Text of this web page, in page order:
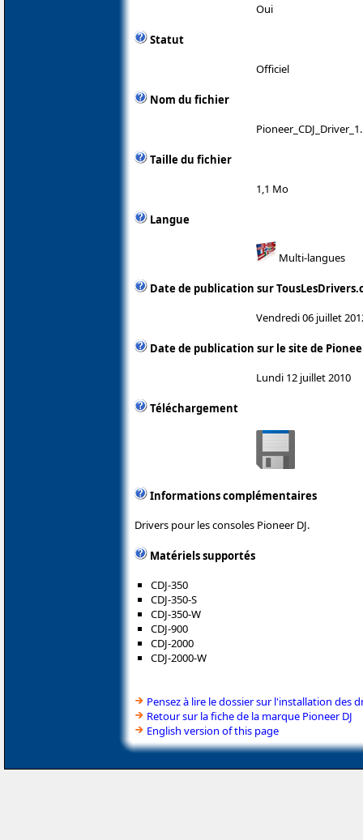
Oui
Statut
Officiel
Nom du fichier
Taille du fichier
1,1 Mo
Langue
Multi-langues
Date de publication sur
Vendredi 06 juillet
Date de publication sur le site de
Lundi 12 juillet 2010
Téléchargement
Informations complémentaires
Drivers pour les consoles Pioneer DJ.
Matériels supportés
CDJ-350
CDJ-350-S
CDJ-350-W
CDJ-900
CDJ-2000
CDJ-2000-W
Pensez à lire le dossier sur l'installation des
Retour sur la fiche de la marque Pioneer DJ
English version of this page